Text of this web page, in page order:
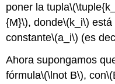
poner la tupla
{M}\), donde\(k_i\) está
constante\(a_i\) (es
Ahora supongamos
fórmula\(\lnot B\), con